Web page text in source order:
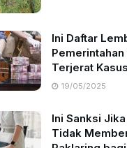
Ini Daftar
Terjerat
19/05/2025
Ini Sanksi
Tidak